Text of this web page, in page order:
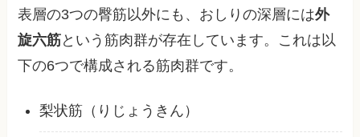
表層の3つの臀筋以外にも、おしりの深層には外
旋六筋という筋肉群が存在しています。これは以
下の6つで構成される筋肉群です。
梨状筋（りじょうきん）